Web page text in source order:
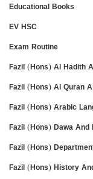
Educational Books
EV HSC
Exam Routine
Fazil (Hons) Al Hadith
Fazil (Hons) Al Quran
Fazil (Hons) Arabic
Fazil (Hons) Dawa And
Fazil (Hons)
Fazil (Hons) History